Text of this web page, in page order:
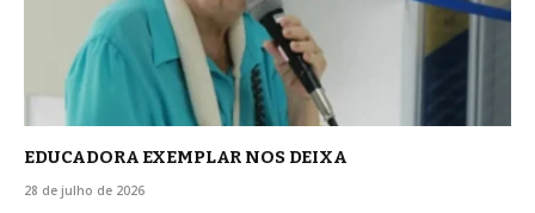
EDUCADORA EXEMPLAR NOS DEIXA
28 de julho de 2026